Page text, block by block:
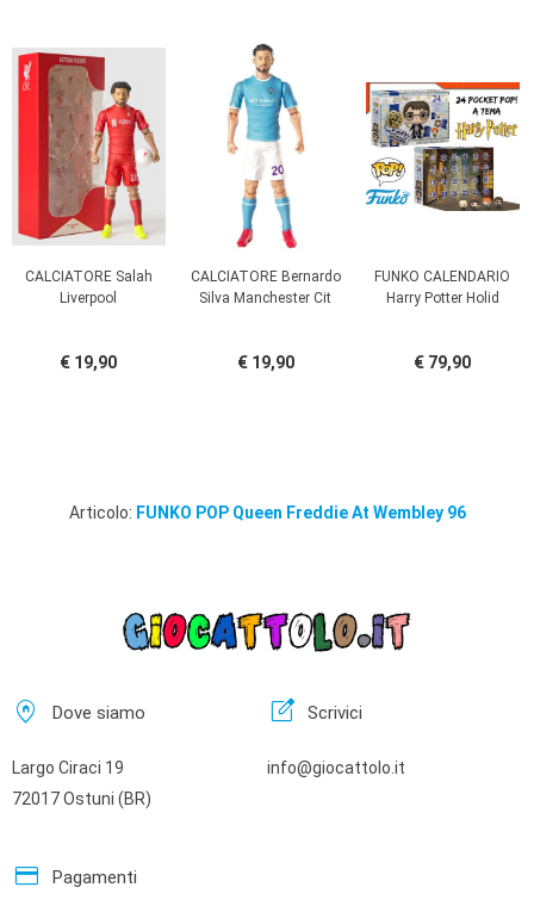
CALCIATORE Salah
Liverpool
€ 19,90
CALCIATORE Bernardo
Silva Manchester Cit
€ 19,90
FUNKO CALENDARIO
Harry Potter Holid
€ 79,90
Articolo: FUNKO POP Queen Freddie At Wembley 96
home_pin Dove siamo
Largo Ciraci 19
72017 Ostuni (BR)
edit_square Scrivici
info@giocattolo.it
credit_card Pagamenti